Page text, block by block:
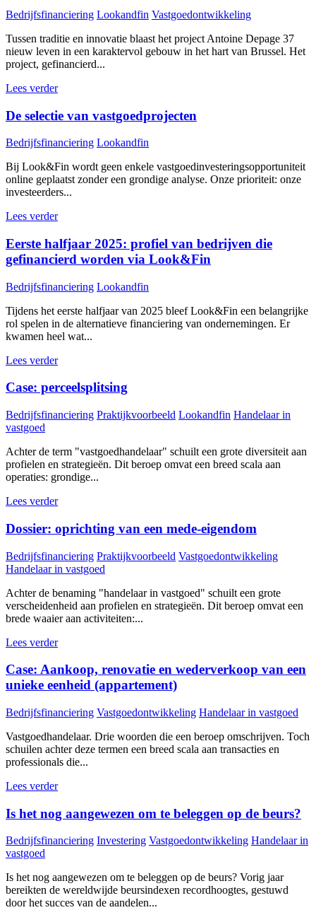
Bedrijfsfinanciering Lookandfin Vastgoedontwikkeling
Tussen traditie en innovatie blaast het project Antoine Depage 37
nieuw leven in een karaktervol gebouw in het hart van Brussel. Het
project, gefinancierd...
Lees verder
De selectie van vastgoedprojecten
Bedrijfsfinanciering Lookandfin
Bij Look&Fin wordt geen enkele vastgoedinvesteringsopportuniteit
online geplaatst zonder een grondige analyse. Onze prioriteit: onze
investeerders...
Lees verder
Eerste halfjaar 2025: profiel van bedrijven die
gefinancierd worden via Look&Fin
Bedrijfsfinanciering Lookandfin
Tijdens het eerste halfjaar van 2025 bleef Look&Fin een belangrijke
rol spelen in de alternatieve financiering van ondernemingen. Er
kwamen heel wat...
Lees verder
Case: perceelsplitsing
Bedrijfsfinanciering Praktijkvoorbeeld Lookandfin Handelaar in
vastgoed
Achter de term "vastgoedhandelaar" schuilt een grote diversiteit aan
profielen en strategieën. Dit beroep omvat een breed scala aan
operaties: grondige...
Lees verder
Dossier: oprichting van een mede-eigendom
Bedrijfsfinanciering Praktijkvoorbeeld Vastgoedontwikkeling
Handelaar in vastgoed
Achter de benaming "handelaar in vastgoed" schuilt een grote
verscheidenheid aan profielen en strategieën. Dit beroep omvat een
brede waaier aan activiteiten:...
Lees verder
Case: Aankoop, renovatie en wederverkoop van een
unieke eenheid (appartement)
Bedrijfsfinanciering Vastgoedontwikkeling Handelaar in vastgoed
Vastgoedhandelaar. Drie woorden die een beroep omschrijven. Toch
schuilen achter deze termen een breed scala aan transacties en
professionals die...
Lees verder
Is het nog aangewezen om te beleggen op de beurs?
Bedrijfsfinanciering Investering Vastgoedontwikkeling Handelaar in
vastgoed
Is het nog aangewezen om te beleggen op de beurs? Vorig jaar
bereikten de wereldwijde beursindexen recordhoogtes, gestuwd
door het succes van de aandelen...